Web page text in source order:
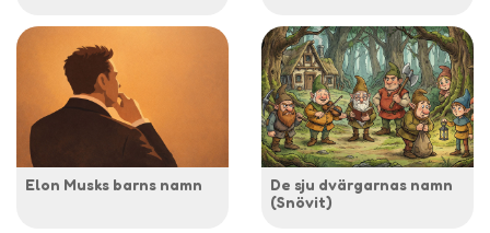
Elon Musks barns namn
De sju dvärgarnas namn
(Snövit)